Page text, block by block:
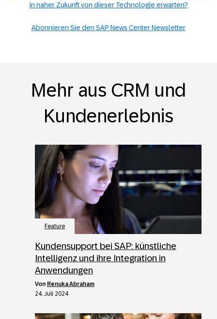
in naher Zukunft von dieser Technologie erwarten?
Abonnieren Sie den SAP News Center Newsletter
Mehr aus CRM und
Kundenerlebnis
Feature
Kundensupport bei SAP: künstliche
Intelligenz und ihre Integration in
Anwendungen
von Renuka Abraham
24. Juli 2024